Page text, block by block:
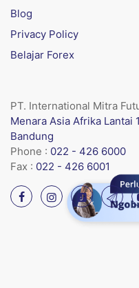
Blog
Privacy Policy
Belajar Forex
PT. International Mitra
Menara Asia Afrika Lantai
Bandung
Phone : 022 - 426 6000
Fax : 022 - 426 6001